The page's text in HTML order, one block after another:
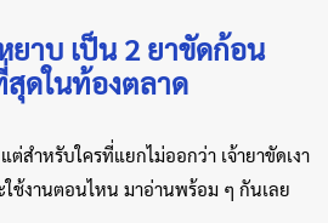
ยาบ เป็น 2 ยาขัดก้อน
ดในท้องตลาด
สำหรับใครที่แยกไม่ออกว่า เจ้ายาขัดเงา
ใช้งานตอนไหน มาอ่านพร้อม ๆ กันเลย